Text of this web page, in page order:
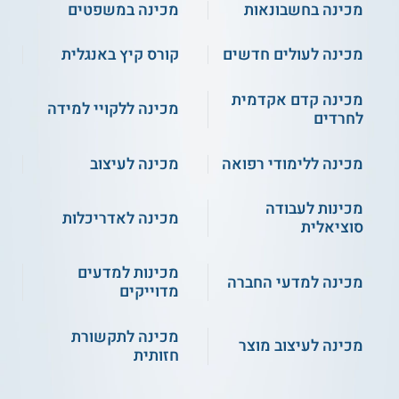
מכינה בחשבונאות
מכינה במשפטים
מכינה לעולים חדשים
קורס קיץ באנגלית
מכינה קדם אקדמית
לחרדים
מכינה ללקויי למידה
מכינה ללימודי רפואה
מכינה לעיצוב
מכינות לעבודה
סוציאלית
מכינה לאדריכלות
מכינה למדעי החברה
מכינות למדעים
מדוייקים
מכינה לעיצוב מוצר
מכינה לתקשורת
חזותית